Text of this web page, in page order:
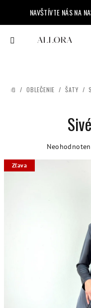
obsah
NAVŠTÍVTE NÁS NA
DOMOV
/ OBLEČENIE / ŠATY /
Priemerné
Zľava